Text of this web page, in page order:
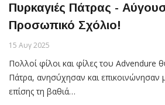
Πυρκαγιές Πάτρας -
Προσωπικό Σχόλιο!
15 Αυγ 2025
Πολλοί φίλοι και φίλες του Advendure
Πάτρα, ανησύχησαν και επικοινώνησαν
επίσης τη βαθιά…